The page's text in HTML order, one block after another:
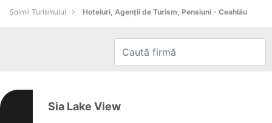
Șoimii Turismului Hoteluri, Agenții de Turism, Pensiuni - Ceahlău
Sia Lake View